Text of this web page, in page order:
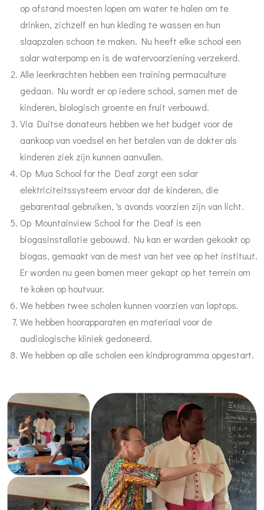
op afstand moesten lopen om water te halen om te
drinken, zichzelf en hun kleding te wassen en hun
slaapzalen schoon te maken. Nu heeft elke school een
solar waterpomp en is de watervoorziening verzekerd.
Alle leerkrachten hebben een training permaculture
gedaan. Nu wordt er op iedere school, samen met de
kinderen, biologisch groente en fruit verbouwd.
Via Duitse donateurs hebben we het budget voor de
aankoop van voedsel en het betalen van de dokter als
kinderen ziek zijn kunnen aanvullen.
Op Mua School for the Deaf zorgt een solar
elektriciteitssysteem ervoor dat de kinderen, die
gebarentaal gebruiken, 's avonds voorzien zijn van licht.
Op Mountainview School for the Deaf is een
biogasinstallatie gebouwd. Nu kan er worden gekookt op
biogas, gemaakt van de mest van het vee op het instituut.
Er worden nu geen bomen meer gekapt op het terrein om
te koken op houtvuur.
We hebben twee scholen kunnen voorzien van laptops.
We hebben hoorapparaten en materiaal voor de
audiologische kliniek gedoneerd.
We hebben op alle scholen een kindprogramma opgestart.